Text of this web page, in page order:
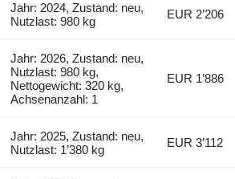
Jahr: 2024, Zustand: neu,
Nutzlast: 980 kg
EUR 2’206
Jahr: 2026, Zustand: neu,
Nutzlast: 980 kg,
Nettogewicht: 320 kg,
Achsenanzahl: 1
EUR 1’886
Jahr: 2025, Zustand: neu,
Nutzlast: 1’380 kg
EUR 3’112